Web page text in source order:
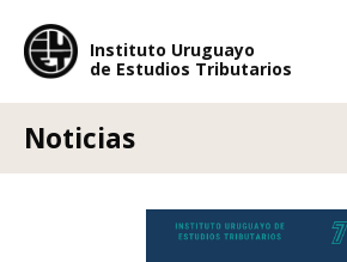
Instituto Uruguayo
de Estudios Tributarios
Noticias